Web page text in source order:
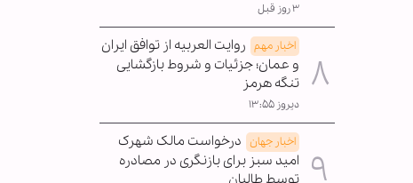
۳ روز قبل
اخبار مهم روایت العربیه از توافق ایران
و عمان؛ جزئیات و شروط بازگشایی
تنگه هرمز
دیروز ۱۳:۵۵
اخبار جهان درخواست مالک شهرک
امید سبز برای بازنگری در مصادره
توسط طالبان